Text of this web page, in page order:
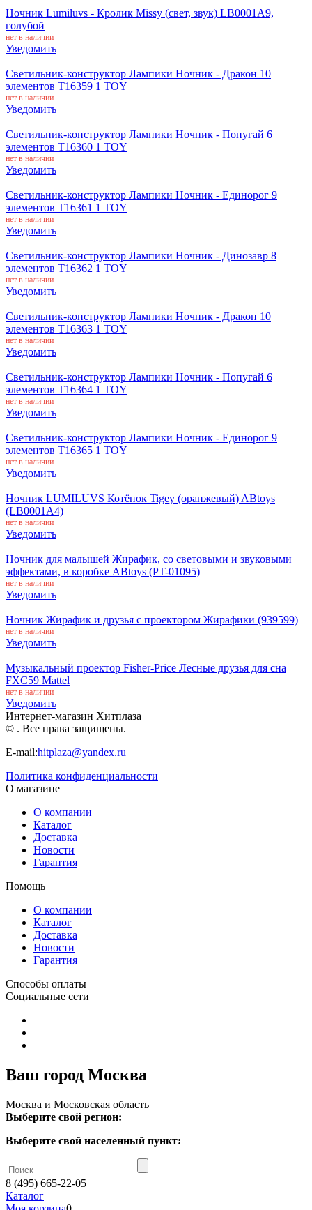
Ночник Lumiluvs - Кролик Missy (свет, звук) LB0001A9,
голубой
нет в наличии
Уведомить
Светильник-конструктор Лампики Ночник - Дракон 10
элементов Т16359 1 TOY
нет в наличии
Уведомить
Светильник-конструктор Лампики Ночник - Попугай 6
элементов Т16360 1 TOY
нет в наличии
Уведомить
Светильник-конструктор Лампики Ночник - Единорог 9
элементов Т16361 1 TOY
нет в наличии
Уведомить
Светильник-конструктор Лампики Ночник - Динозавр 8
элементов Т16362 1 TOY
нет в наличии
Уведомить
Светильник-конструктор Лампики Ночник - Дракон 10
элементов Т16363 1 TOY
нет в наличии
Уведомить
Светильник-конструктор Лампики Ночник - Попугай 6
элементов Т16364 1 TOY
нет в наличии
Уведомить
Светильник-конструктор Лампики Ночник - Единорог 9
элементов Т16365 1 TOY
нет в наличии
Уведомить
Ночник LUMILUVS Котёнок Tigey (оранжевый) ABtoys
(LB0001A4)
нет в наличии
Уведомить
Ночник для малышей Жирафик, со световыми и звуковыми
эффектами, в коробке ABtoys (PT-01095)
нет в наличии
Уведомить
Ночник Жирафик и друзья с проектором Жирафики (939599)
нет в наличии
Уведомить
Музыкальный проектор Fisher-Price Лесные друзья для сна
FXC59 Mattel
нет в наличии
Уведомить
Интернет-магазин Хитплаза
© . Все права защищены.
E-mail:hitplaza@yandex.ru
Политика конфиденциальности
О магазине
О компании
Каталог
Доставка
Новости
Гарантия
Помощь
О компании
Каталог
Доставка
Новости
Гарантия
Способы оплаты
Социальные сети
Ваш город Москва
Москва и Московская область
Выберите свой регион:
Выберите свой населенный пункт:
8 (495) 665-22-05
Каталог